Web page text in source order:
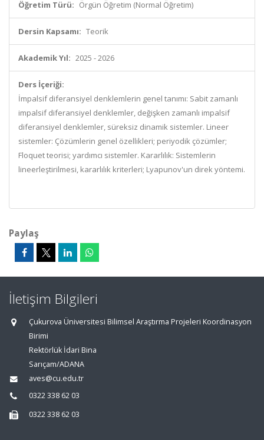
Öğretim Türü: Örgün Öğretim (Normal Öğretim)
Dersin Kapsamı: Teorik
Akademik Yıl: 2025 - 2026
Ders İçeriği:
İmpalsif diferansiyel denklemlerin genel tanımı: Sabit zamanlı
impalsif diferansiyel denklemler, değişken zamanlı impalsif
diferansiyel denklemler, süreksiz dinamik sistemler. Lineer
sistemler: Çözümlerin genel özellikleri; periyodik çözümler;
Floquet teorisi; yardımcı sistemler. Kararlılık: Sistemlerin
lineerleştirilmesi, kararlılık kriterleri; Lyapunov'un direk yöntemi.
Paylaş
İletişim Bilgileri
Çukurova Üniversitesi Bilimsel Araştırma Projeleri Koordinasyon
Birimi
Rektörlük İdari Bina
Sarıçam/ADANA
aves@cu.edu.tr
0322 338 62 03
0322 338 62 03